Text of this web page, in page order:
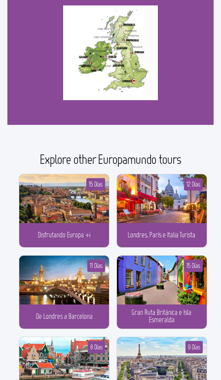
Explore other Europamundo tours
Disfrutando Europa +i
15 Días
Londres, París e Italia Turista
12 Días
De Londres a Barcelona
11 Días
Gran Ruta Británica e Isla
Esmeralda
15 Días
8 Días 9 Días